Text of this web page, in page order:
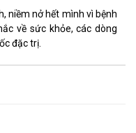
niềm nở hết mình vì bệnh
về sức khỏe, các dòng
đặc trị.